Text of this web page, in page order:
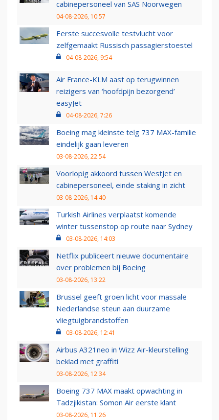
cabinepersoneel van SAS Noorwegen
04-08-2026, 10:57
Eerste succesvolle testvlucht voor
zelfgemaakt Russisch passagierstoestel
04-08-2026, 9:54
Air France-KLM aast op terugwinnen
reizigers van ‘hoofdpijn bezorgend’
easyJet
04-08-2026, 7:26
Boeing mag kleinste telg 737 MAX-familie
eindelijk gaan leveren
03-08-2026, 22:54
Voorlopig akkoord tussen WestJet en
cabinepersoneel, einde staking in zicht
03-08-2026, 14:40
Turkish Airlines verplaatst komende
winter tussenstop op route naar Sydney
03-08-2026, 14:03
Netflix publiceert nieuwe documentaire
over problemen bij Boeing
03-08-2026, 13:22
Brussel geeft groen licht voor massale
Nederlandse steun aan duurzame
vliegtuigbrandstoffen
03-08-2026, 12:41
Airbus A321neo in Wizz Air-kleurstelling
beklad met graffiti
03-08-2026, 12:34
Boeing 737 MAX maakt opwachting in
Tadzjikistan: Somon Air eerste klant
03-08-2026, 11:26